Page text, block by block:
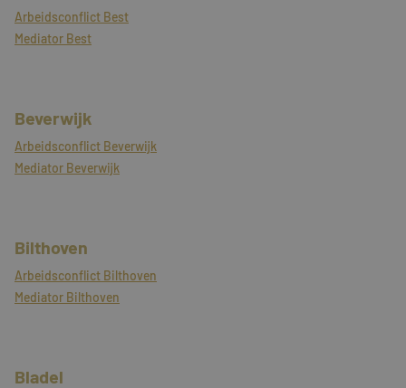
Arbeidsconflict Best
Mediator Best
Beverwijk
Arbeidsconflict Beverwijk
Mediator Beverwijk
Bilthoven
Arbeidsconflict Bilthoven
Mediator Bilthoven
Bladel